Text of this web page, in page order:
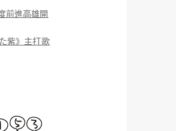
前進高雄開
紫》主打歌